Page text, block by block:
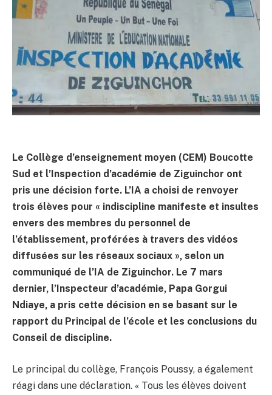
Le Collège d’enseignement moyen (CEM) Boucotte
Sud et l’Inspection d’académie de Ziguinchor ont
pris une décision forte. L’IA a choisi de renvoyer
trois élèves pour « indiscipline manifeste et insultes
envers des membres du personnel de
l’établissement, proférées à travers des vidéos
diffusées sur les réseaux sociaux », selon un
communiqué de l’IA de Ziguinchor. Le 7 mars
dernier, l’Inspecteur d’académie, Papa Gorgui
Ndiaye, a pris cette décision en se basant sur le
rapport du Principal de l’école et les conclusions du
Conseil de discipline.
Le principal du collège, François Poussy, a également
réagi dans une déclaration. « Tous les élèves doivent